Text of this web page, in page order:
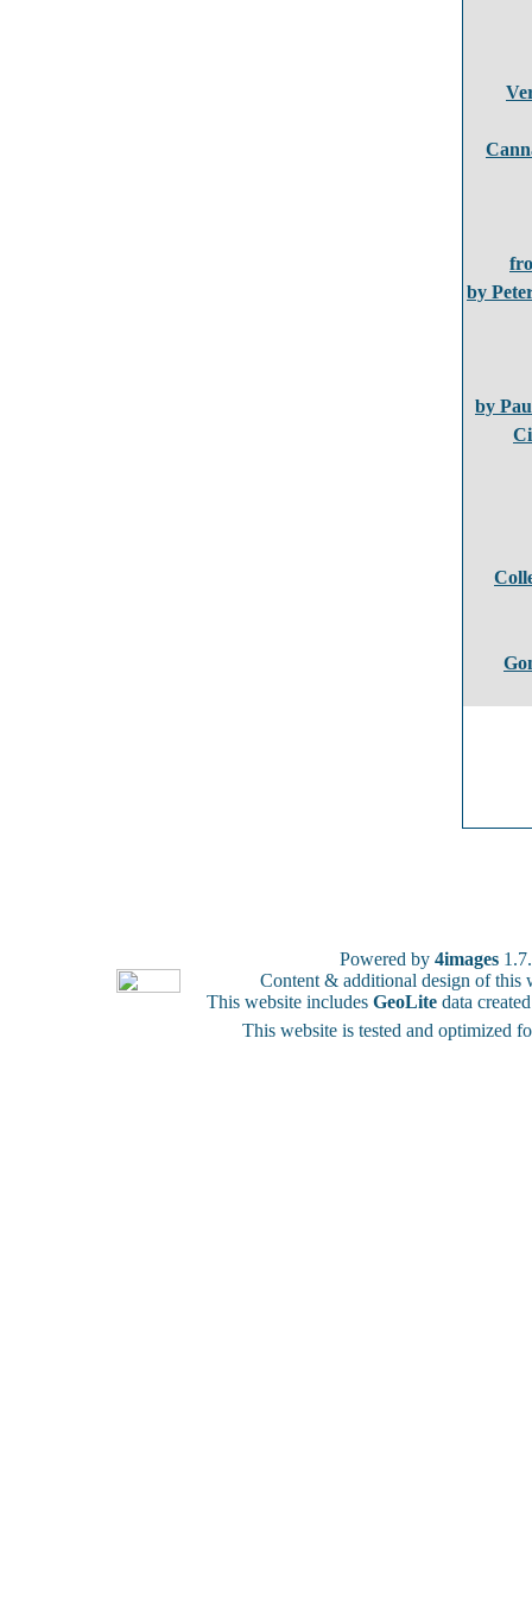
by
by
Powered by 4images
Content & additional design of
This website includes GeoLite data
This website is tested and optimized